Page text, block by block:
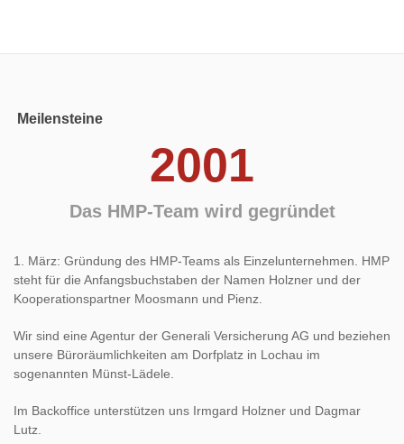
Meilensteine
2001
Das HMP-Team wird gegründet
1. März: Gründung des HMP-Teams als Einzelunternehmen. HMP
steht für die Anfangsbuchstaben der Namen Holzner und der
Kooperationspartner Moosmann und Pienz.
Wir sind eine Agentur der Generali Versicherung AG und beziehen
unsere Büroräumlichkeiten am Dorfplatz in Lochau im
sogenannten Münst-Lädele.
Im Backoffice unterstützen uns Irmgard Holzner und Dagmar
Lutz.